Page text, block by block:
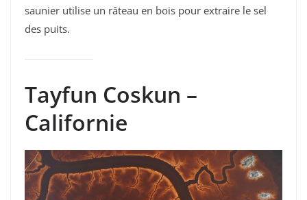
saunier utilise un râteau en bois pour extraire le sel
des puits.
Tayfun Coskun –
Californie